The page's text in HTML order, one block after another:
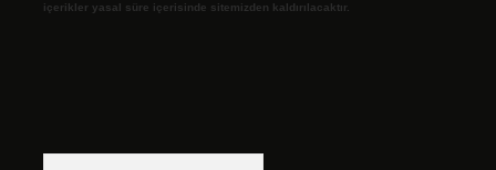
içerikler yasal süre içerisinde sitemizden kaldırılacaktır.